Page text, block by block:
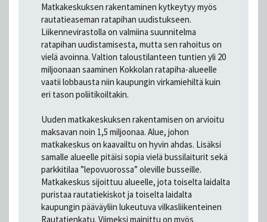
Matkakeskuksen rakentaminen kytkeytyy myös
rautatieaseman ratapihan uudistukseen.
Liikennevirastolla on valmiina suunnitelma
ratapihan uudistamisesta, mutta sen rahoitus on
vielä avoinna. Valtion taloustilanteen tuntien yli 20
miljoonaan saaminen Kokkolan ratapiha-alueelle
vaatii lobbausta niin kaupungin virkamiehiltä kuin
eri tason poliitikoiltakin.
Uuden matkakeskuksen rakentamisen on arvioitu
maksavan noin 1,5 miljoonaa. Alue, johon
matkakeskus on kaavailtu on hyvin ahdas. Lisäksi
samalle alueelle pitäisi sopia vielä bussilaiturit sekä
parkkitilaa ”lepovuorossa” oleville busseille.
Matkakeskus sijoittuu alueelle, jota toiselta laidalta
puristaa rautatiekiskot ja toiselta laidalta
kaupungin pääväyliin lukeutuva vilkasliikenteinen
Rautatienkatu. Viimeksi mainittu on myös